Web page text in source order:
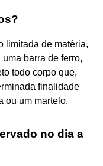
limitada de matéria,
barra de ferro,
todo corpo que,
finalidade
ou um martelo.
no dia a